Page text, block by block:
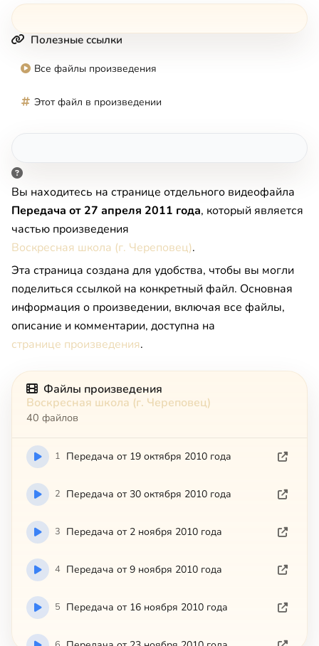
Полезные ссылки
Все файлы произведения
Этот файл в произведении
Вы находитесь на странице отдельного видеофайла
Передача от 27 апреля 2011 года, который является
частью произведения
Воскресная школа (г. Череповец).
Эта страница создана для удобства, чтобы вы могли
поделиться ссылкой на конкретный файл. Основная
информация о произведении, включая все файлы,
описание и комментарии, доступна на
странице произведения.
Файлы произведения
Воскресная школа (г. Череповец)
40 файлов
1 Передача от 19 октября 2010 года
2 Передача от 30 октября 2010 года
3 Передача от 2 ноября 2010 года
4 Передача от 9 ноября 2010 года
5 Передача от 16 ноября 2010 года